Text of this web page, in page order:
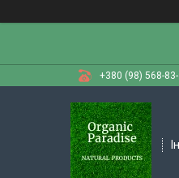
+380 (98) 568-